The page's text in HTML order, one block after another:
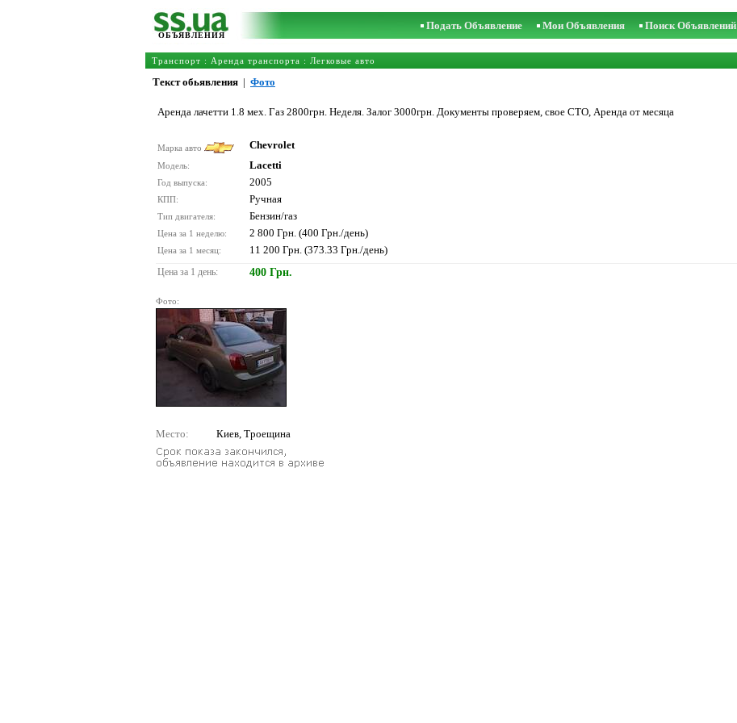
ОБЪЯВЛЕНИЯ
Подать Объявление Мои Объявления Поиск Объявлений
Транспорт : Аренда транспорта : Легковые авто
Текст обьявления | Фото
Аренда лачетти 1.8 мех. Газ 2800грн. Неделя. Залог 3000грн. Документы проверяем, свое СТО, Аренда от месяца
Марка авто Chevrolet
Модель: Lacetti
Год выпуска: 2005
КПП: Ручная
Тип двигателя: Бензин/газ
Цена за 1 неделю: 2 800 Грн. (400 Грн./день)
Цена за 1 месяц: 11 200 Грн. (373.33 Грн./день)
Цена за 1 день: 400 Грн.
Фото:
Место: Киев, Троещина